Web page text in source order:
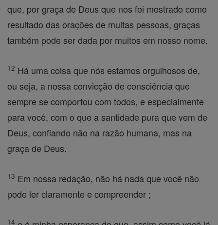
que, por graça de Deus que nos foi mostrado como
resultado das orações de muitas pessoas, graças
também pode ser dada por muitos em nosso nome.
12 Há uma coisa que nós estamos orgulhosos de,
ou seja, a nossa convicção de consciência que
sempre se comportou com todos, e especialmente
para você, com o que a santidade pura que vem de
Deus, confiando não na razão humana, mas na
graça de Deus.
13 Em nossa redação, não há nada que você não
pode ler claramente e compreender ;
14